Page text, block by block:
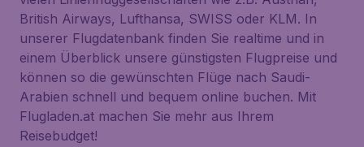
British Airways, Lufthansa, SWISS oder KLM. In
unserer Flugdatenbank finden Sie realtime und in
einem Überblick unsere günstigsten Flugpreise und
können so die gewünschten Flüge nach Saudi-
Arabien schnell und bequem online buchen. Mit
Flugladen.at machen Sie mehr aus Ihrem
Reisebudget!